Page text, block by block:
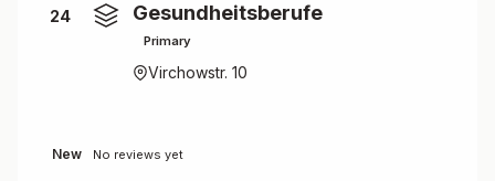
24
Gesundheitsberufe
Primary
Virchowstr. 10
New No reviews yet